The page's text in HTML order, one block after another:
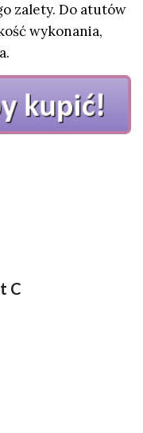
zalety. Do atutów
wykonania,
C